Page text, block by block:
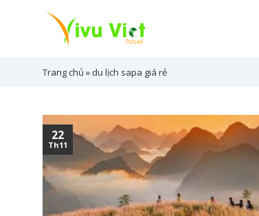
Trang chủ » du lịch sapa giá rẻ
22
Th11